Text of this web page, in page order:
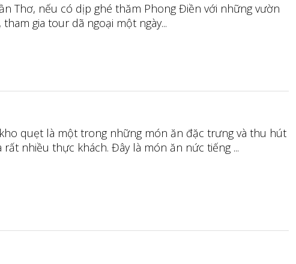
Thơ, nếu có dịp ghé thăm Phong Điền với những vườn
gia tour dã ngoại một ngày...
quẹt là một trong những món ăn đặc trưng và thu hút
nhiều thực khách. Đây là món ăn nức tiếng ...